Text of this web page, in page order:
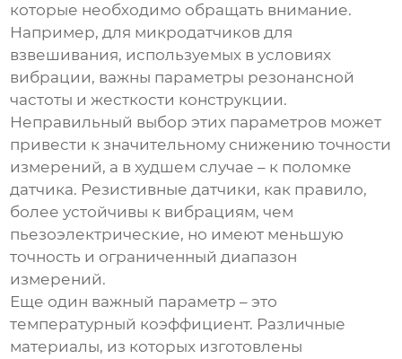
которые необходимо обращать внимание.
Например, для микродатчиков для
взвешивания, используемых в условиях
вибрации, важны параметры резонансной
частоты и жесткости конструкции.
Неправильный выбор этих параметров может
привести к значительному снижению точности
измерений, а в худшем случае – к поломке
датчика. Резистивные датчики, как правило,
более устойчивы к вибрациям, чем
пьезоэлектрические, но имеют меньшую
точность и ограниченный диапазон
измерений.
Еще один важный параметр – это
температурный коэффициент. Различные
материалы, из которых изготовлены